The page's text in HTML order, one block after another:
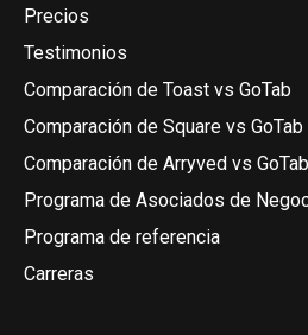
Precios
Testimonios
Comparación de Toast vs GoTab
Comparación de Square vs GoTab
Comparación de Arryved vs GoTab
Programa de Asociados de
Programa de referencia
Carreras